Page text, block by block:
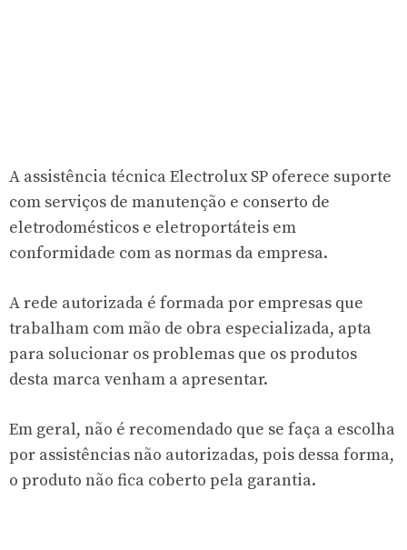
A assistência técnica Electrolux SP oferece suporte
com serviços de manutenção e conserto de
eletrodomésticos e eletroportáteis em
conformidade com as normas da empresa.
A rede autorizada é formada por empresas que
trabalham com mão de obra especializada, apta
para solucionar os problemas que os produtos
desta marca venham a apresentar.
Em geral, não é recomendado que se faça a escolha
por assistências não autorizadas, pois dessa forma,
o produto não fica coberto pela garantia.